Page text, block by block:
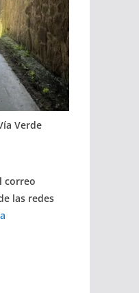
Verde
correo
las redes